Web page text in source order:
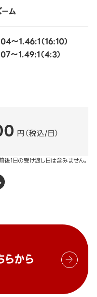
ム
～1.46:1（16:10）
～1.49:1（4:3）
円（税込/日）
1日の受け渡し日は含みません。
から